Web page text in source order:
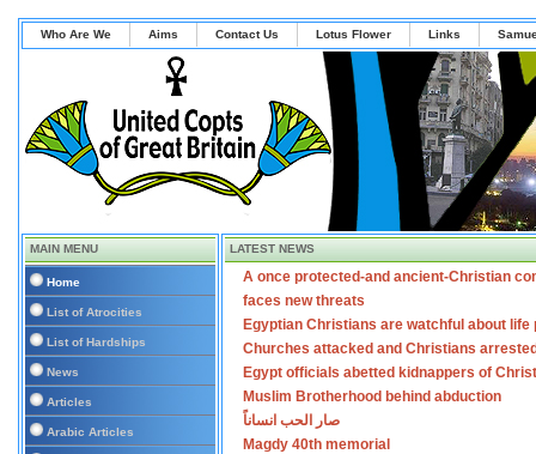
Who Are We Aims Contact Us Lotus Flower Links
MAIN MENU
Home
List of Atrocities
List of Hardships
News
Articles
Arabic Articles
LATEST NEWS
A once protected-and ancient-Christian
faces new threats
Egyptian Christians are watchful about life
Churches attacked and Christians
Egypt officials abetted kidnappers of
Muslim Brotherhood behind abduction
صار الحب انساناً
Magdy 40th memorial